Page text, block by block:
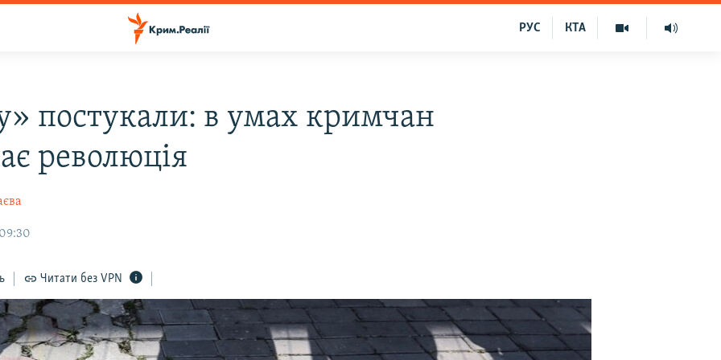
КТА
РУС
постукали: в умах кримчан
революція
Читати без VPN